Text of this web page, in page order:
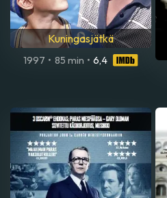
Kuningasjätkä
1997 • 85 min • 6,4